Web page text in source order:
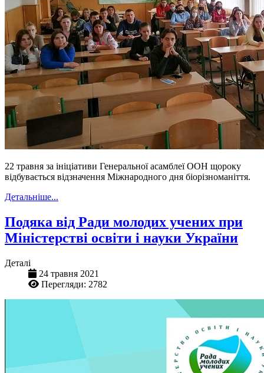
22 травня за ініціативи Генеральної асамблеї ООН щороку
відбувається відзначення Міжнародного дня біорізноманіття.
Детальніше...
Подяка від Ради молодих учених при
Міністерстві освіти і науки України
Деталі
24 травня 2021
Перегляди: 2782